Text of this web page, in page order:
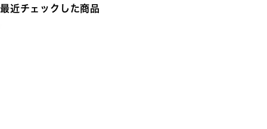
最近チェックした商品